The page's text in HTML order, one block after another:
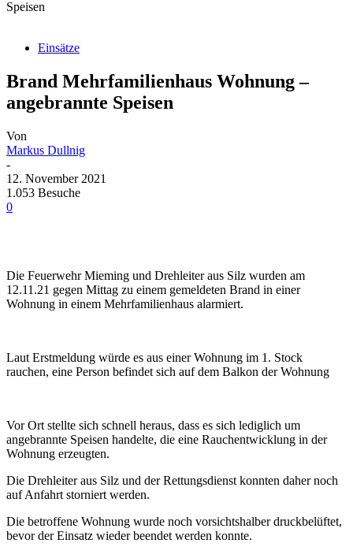
Speisen
Einsätze
Brand Mehrfamilienhaus Wohnung –
angebrannte Speisen
Von
Markus Dullnig
-
12. November 2021
1.053 Besuche
0
Die Feuerwehr Mieming und Drehleiter aus Silz wurden am
12.11.21 gegen Mittag zu einem gemeldeten Brand in einer
Wohnung in einem Mehrfamilienhaus alarmiert.
Laut Erstmeldung würde es aus einer Wohnung im 1. Stock
rauchen, eine Person befindet sich auf dem Balkon der Wohnung
Vor Ort stellte sich schnell heraus, dass es sich lediglich um
angebrannte Speisen handelte, die eine Rauchentwicklung in der
Wohnung erzeugten.
Die Drehleiter aus Silz und der Rettungsdienst konnten daher noch
auf Anfahrt storniert werden.
Die betroffene Wohnung wurde noch vorsichtshalber druckbelüftet,
bevor der Einsatz wieder beendet werden konnte.